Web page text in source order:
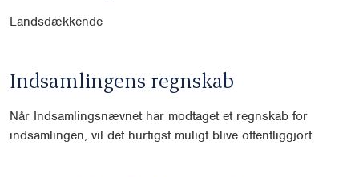
Landsdækkende
Indsamlingens regnskab
Når Indsamlingsnævnet har modtaget et regnskab for
indsamlingen, vil det hurtigst muligt blive offentliggjort.